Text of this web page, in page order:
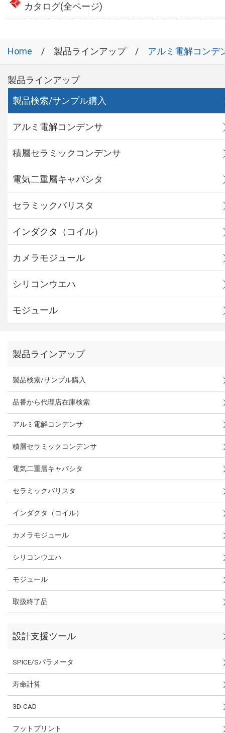
カタログ(全ページ)
Home 製品ラインアップ アルミ電解コンデ
製品ラインアップ
製品検索/サンプル購入
アルミ電解コンデンサ
積層セラミックコンデンサ
電気二重層キャパシタ
セラミックバリスタ
インダクタ（コイル）
カメラモジュール
シリコンウエハ
モジュール
製品ラインアップ
製品検索/サンプル購入
品番から代理店在庫検索
アルミ電解コンデンサ
積層セラミックコンデンサ
電気二重層キャパシタ
セラミックバリスタ
インダクタ（コイル）
カメラモジュール
シリコンウエハ
モジュール
取扱終了品
設計支援ツール
SPICE/Sパラメータ
寿命計算
3D-CAD
フットプリント